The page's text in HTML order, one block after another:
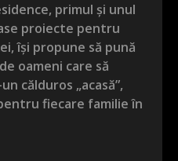
primul și unul
proiecte pentru
își propune să pună
oameni care să
călduros „acasă”,
fiecare familie în